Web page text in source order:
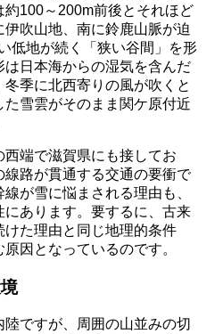
100～200m前後とそれほど
吹山地、南に鈴鹿山脈が迫
低地が続く「狭い谷間」を形
は日本海からの湿気を含んだ
季に北西寄りの風が吹くと
雪雲がそのまま関ケ原付近
西端で滋賀県にも接してお
線路が貫通する交通の要衝で
が雪に悩まされる理由も、
にあります。要するに、古来
た理由と同じ地理的条件
因となっているのです。
ですが、周囲の山並みの切